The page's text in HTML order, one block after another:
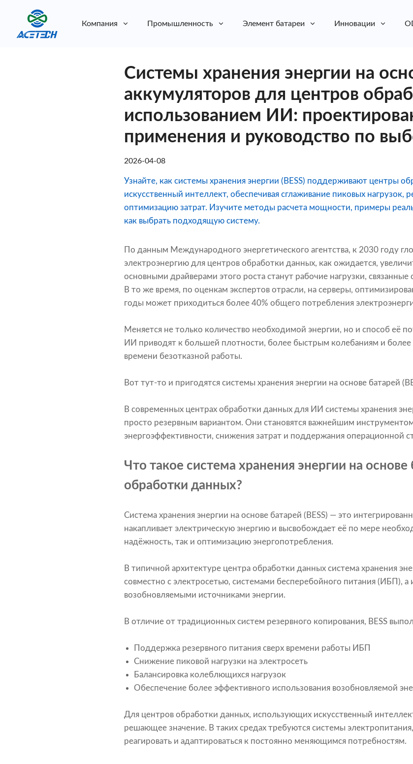
Компания Промышленность Элемент батареи Инновации
Системы хранения энергии на
аккумуляторов для центров
использованием ИИ:
применения и руководство по
2026-04-08
Узнайте, как системы хранения энергии (BESS) поддерживают центры
искусственный интеллект, обеспечивая сглаживание пиковых нагрузок,
оптимизацию затрат. Изучите методы расчета мощности, примеры
как выбрать подходящую систему.
По данным Международного энергетического агентства, к 2030 году
электроэнергию для центров обработки данных, как ожидается,
основными драйверами этого роста станут рабочие нагрузки,
В то же время, по оценкам экспертов отрасли, на серверы,
годы может приходиться более 40% общего потребления
Меняется не только количество необходимой энергии, но и способ её
ИИ приводят к большей плотности, более быстрым колебаниям и более
времени безотказной работы.
Вот тут-то и пригодятся системы хранения энергии на основе батарей
В современных центрах обработки данных для ИИ системы хранения
просто резервным вариантом. Они становятся важнейшим
энергоэффективности, снижения затрат и поддержания операционной
Что такое система хранения энергии на основе
обработки данных?
Система хранения энергии на основе батарей (BESS) — это
накапливает электрическую энергию и высвобождает её по мере
надёжность, так и оптимизацию энергопотребления.
В типичной архитектуре центра обработки данных система хранения
совместно с электросетью, системами бесперебойного питания (ИБП), а
возобновляемыми источниками энергии.
В отличие от традиционных систем резервного копирования, BESS
Поддержка резервного питания сверх времени работы ИБП
Снижение пиковой нагрузки на электросеть
Балансировка колеблющихся нагрузок
Обеспечение более эффективного использования возобновляемой
Для центров обработки данных, использующих искусственный
решающее значение. В таких средах требуются системы
реагировать и адаптироваться к постоянно меняющимся потребностям.